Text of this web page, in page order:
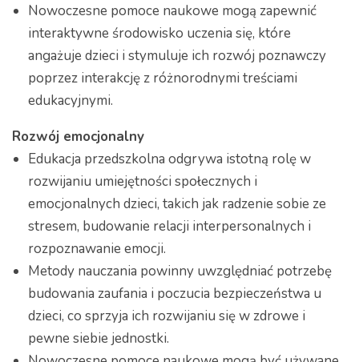
Nowoczesne pomoce naukowe mogą zapewnić
interaktywne środowisko uczenia się, które
angażuje dzieci i stymuluje ich rozwój poznawczy
poprzez interakcję z różnorodnymi treściami
edukacyjnymi.
Rozwój emocjonalny
Edukacja przedszkolna odgrywa istotną rolę w
rozwijaniu umiejętności społecznych i
emocjonalnych dzieci, takich jak radzenie sobie ze
stresem, budowanie relacji interpersonalnych i
rozpoznawanie emocji.
Metody nauczania powinny uwzględniać potrzebę
budowania zaufania i poczucia bezpieczeństwa u
dzieci, co sprzyja ich rozwijaniu się w zdrowe i
pewne siebie jednostki.